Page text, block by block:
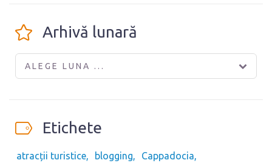
Arhivă lunară
ALEGE LUNA ...
Etichete
atracții turistice blogging
Cappadocia